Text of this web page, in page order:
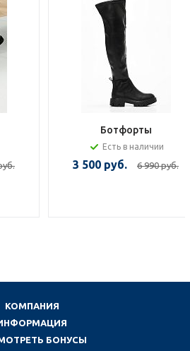
Ботфорты
Есть в наличии
3 500 руб. 6 990 руб.
КОМПАНИЯ
БОНУСЫ